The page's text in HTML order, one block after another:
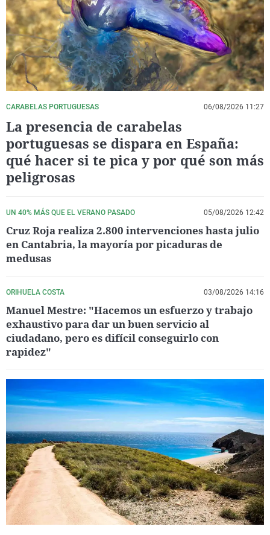
La rosa de los vientos
Gente viajera
Como el perro y el
Caso
Retornados
Equipo de
Operación Viuda
Extremadura
Galicia
La Rioja
Navarra
País Vasco
Virales
Televisión
Elecciones
CARABELAS PORTUGUESAS 06/08/2026 11:27
La presencia de carabelas
portuguesas se dispara en España:
qué hacer si te pica y por qué son más
peligrosas
UN 40% MÁS QUE EL VERANO PASADO 05/08/2026 12:42
Cruz Roja realiza 2.800 intervenciones hasta julio
en Cantabria, la mayoría por picaduras de
medusas
ORIHUELA COSTA 03/08/2026 14:16
Manuel Mestre: "Hacemos un esfuerzo y trabajo
exhaustivo para dar un buen servicio al
ciudadano, pero es difícil conseguirlo con
rapidez"